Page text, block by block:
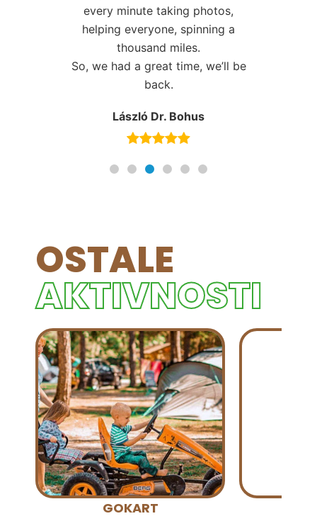
every minute taking photos,
helping everyone, spinning a
thousand miles.
So, we had a great time, we’ll be
back.
László Dr. Bohus
OSTALE
AKTIVNOSTI
GOKART